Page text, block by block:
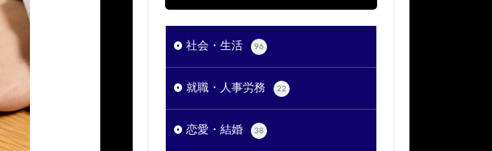
社会・生活 96
就職・人事労務 22
恋愛・結婚 38